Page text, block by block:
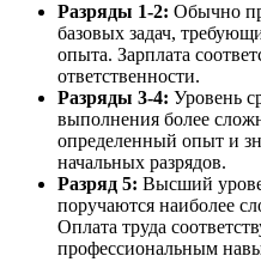
Разряды 1-2: Обычно
базовых задач,
опыта. Зарплата
ответственности.
Разряды 3-4: Уровень
выполнения более
определенный опыт и
начальных разрядов.
Разряд 5: Высший
поручаются наиболее
Оплата труда
профессиональным